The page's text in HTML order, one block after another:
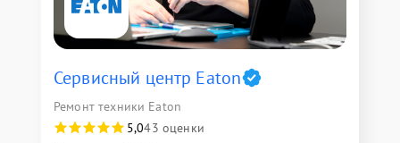
Сервисный центр Eaton
Ремонт техники Eaton
5,043 оценки